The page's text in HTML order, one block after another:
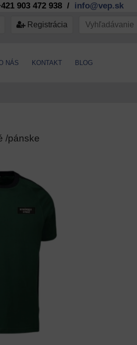
903 472 938 / info@vep.sk
Registrácia
NÁS KONTAKT BLOG
/pánske